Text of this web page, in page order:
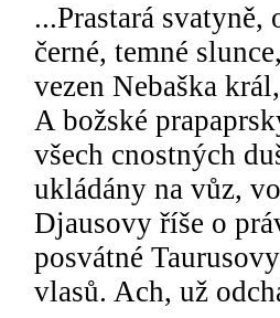
...Prastará
černé, temné
vezen Nebaška
A božské
všech cnostných
ukládány na vůz,
Djausovy říše o
posvátné
vlasů. Ach, už